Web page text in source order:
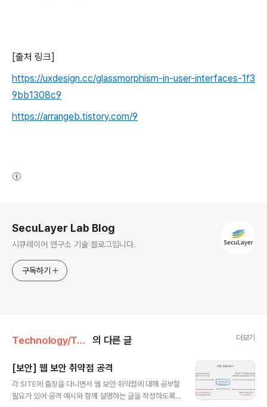
[출처 링크]
https://uxdesign.cc/glassmorphism-in-user-interfaces-1f3
9bb1308c9
https://arrangeb.tistory.com/9
SecuLayer Lab Blog
시큐레이어 연구소 기술 블로그입니다.
구독하기
Technology/Tech Insight 의 다른 글 더보기
[보안] 웹 보안 취약점 공격
각 SITE에 출장을 다니면서 웹 보안 취약점에 대해 공부할
필요가 있어 공격 예시와 함께 설명하는 글을 작성하도록